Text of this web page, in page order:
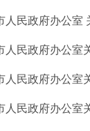
人民政府办公室
人民政府办公室
人民政府办公室
人民政府办公室